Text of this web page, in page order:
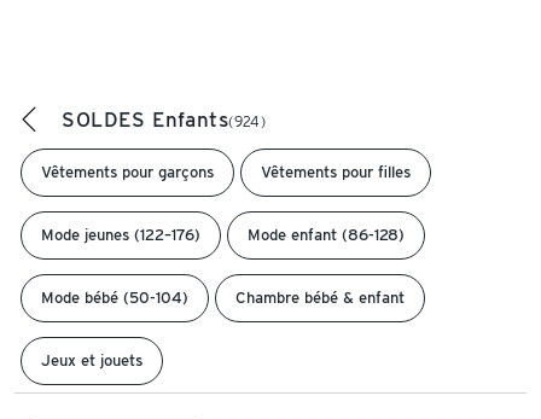
SOLDES Enfants(924)
Vêtements pour garçons Vêtements pour filles
Mode jeunes (122–176) Mode enfant (86-128)
Mode bébé (50-104) Chambre bébé & enfant
Jeux et jouets